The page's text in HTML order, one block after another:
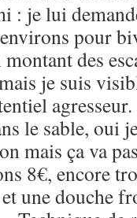
: je lui
pour
des
je suis
le sable, oui
mais ça va
8€, encore
une douche